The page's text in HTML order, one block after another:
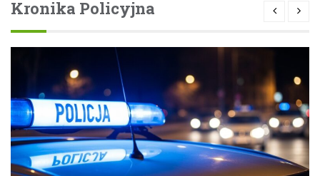
Kronika Policyjna